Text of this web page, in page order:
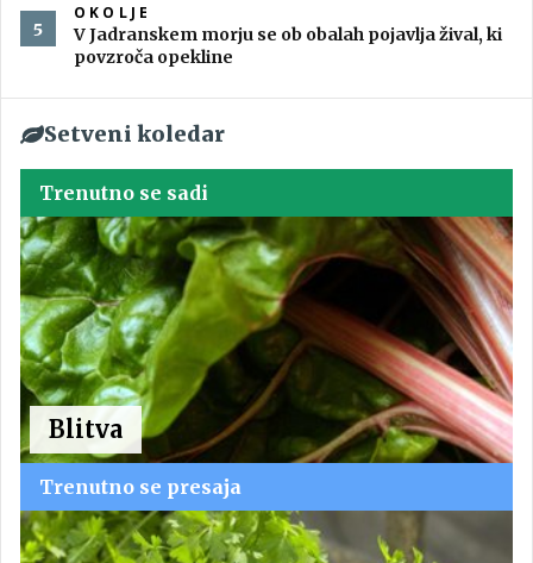
OKOLJE
V Jadranskem morju se ob obalah pojavlja žival, ki
povzroča opekline
Setveni koledar
Trenutno se sadi
Blitva
Trenutno se presaja